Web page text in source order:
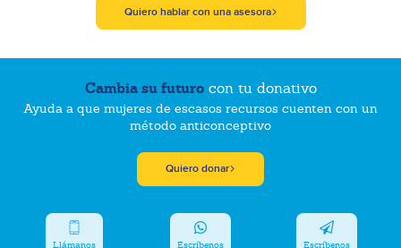
Quiero hablar con una asesora
Cambia su futurocon tu donativo
Ayuda a que mujeres de escasos recursos cuenten con un
método anticonceptivo
Quiero donar
Llámanos Escríbenos Escríbenos